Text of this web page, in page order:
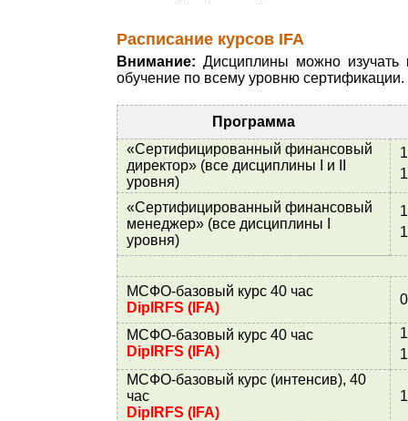
Расписание курсов IFA
Внимание: Дисциплины можно изучать
обучение по всему уровню
Программа
«Сертифицированный финансовый
директор» (все дисциплины I и II
уровня)
«Сертифицированный финансовый
менеджер» (все дисциплины I
уровня)
МСФО-базовый курс 40 час
DipIRFS (IFA)
МСФО-базовый курс 40 час
DipIRFS (IFA)
МСФО-базовый курс (интенсив), 40
час
DipIRFS (IFA)